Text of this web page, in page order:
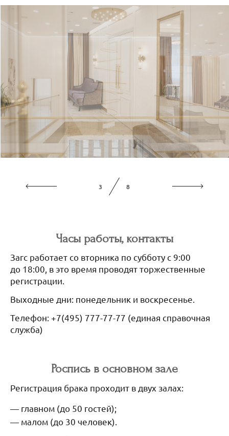
4 8
Часы работы, контакты
Загс работает со вторника по субботу с 9:00
до 18:00, в это время проводят торжественные
регистрации.
Выходные дни: понедельник и воскресенье.
Телефон: +7(495) 777-77-77 (единая справочная
служба)
Роспись в основном зале
Регистрация брака проходит в двух залах:
главном (до 50 гостей);
малом (до 30 человек).